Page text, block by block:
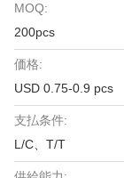
MOQ:
200pcs
価格:
USD 0.75-0.9 pcs
支払条件:
L/C、T/T